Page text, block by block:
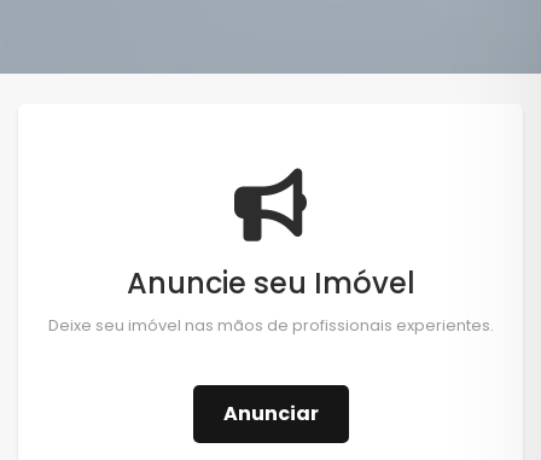
Anuncie seu Imóvel
Deixe seu imóvel nas mãos de profissionais experientes.
Anunciar